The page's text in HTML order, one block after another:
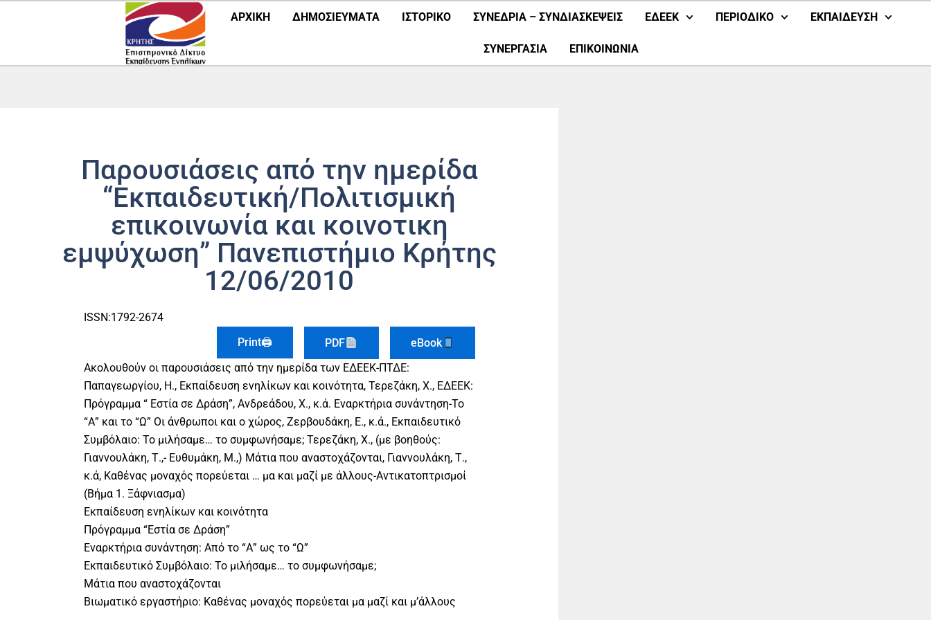
ΑΡΧΙΚΗ ΔΗΜΟΣΙΕΎΜΑΤΑ ΙΣΤΟΡΙΚΟ ΣΥΝΕΔΡΙΑ – ΣΥΝΔΙΑΣΚΕΨΕΙΣ ΕΔΕΕΚ ΠΕΡΙΟΔΙΚΟ ΕΚΠΑΙΔΕΥΣΗ
ΣΥΝΕΡΓΑΣΊΑ ΕΠΙΚΟΙΝΩΝΙΑ
Παρουσιάσεις από την ημερίδα
“Εκπαιδευτική/Πολιτισμική
επικοινωνία και κοινοτικη
εμψύχωση” Πανεπιστήμιο Κρήτης
12/06/2010
ISSN:1792-2674
Print🖨
PDF
eBook
Ακολουθούν οι παρουσιάσεις από την ημερίδα των ΕΔΕΕΚ-ΠΤΔΕ:
Παπαγεωργίου, Η., Εκπαίδευση ενηλίκων και κοινότητα, Τερεζάκη, Χ., ΕΔΕΕΚ:
Πρόγραμμα “ Εστία σε Δράση”, Ανδρεάδου, Χ., κ.ά. Εναρκτήρια συνάντηση-Το
“Α” και το “Ω” Οι άνθρωποι και ο χώρος, Ζερβουδάκη, Ε., κ.ά., Εκπαιδευτικό
Συμβόλαιο: Το μιλήσαμε… το συμφωνήσαμε; Τερεζάκη, Χ., (με βοηθούς:
Γιαννουλάκη, Τ.,- Ευθυμάκη, Μ.,) Μάτια που αναστοχάζονται, Γιαννουλάκη, Τ.,
κ.ά, Καθένας μοναχός πορεύεται … μα και μαζί με άλλους-Αντικατοπτρισμοί
(Βήμα 1. Ξάφνιασμα)
Εκπαίδευση ενηλίκων και κοινότητα
Πρόγραμμα “Εστία σε Δράση”
Εναρκτήρια συνάντηση: Από το “Α” ως το “Ω”
Εκπαιδευτικό Συμβόλαιο: Το μιλήσαμε… το συμφωνήσαμε;
Μάτια που αναστοχάζονται
Βιωματικό εργαστήριο: Καθένας μοναχός πορεύεται μα μαζί και μ’άλλους